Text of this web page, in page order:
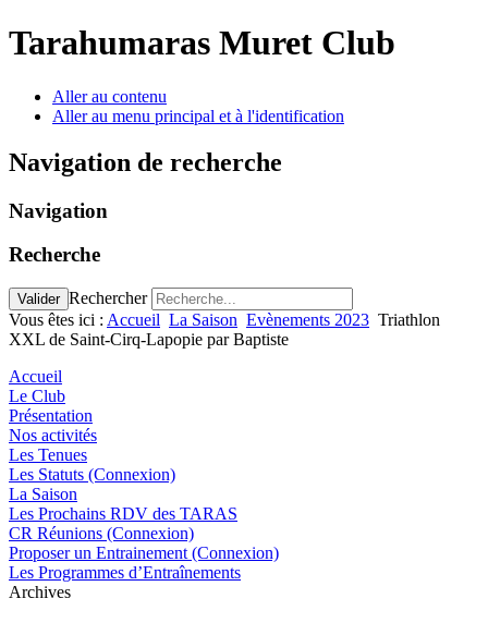
Tarahumaras Muret Club
Aller au contenu
Aller au menu principal et à l'identification
Navigation de recherche
Navigation
Recherche
Valider Rechercher
Vous êtes ici : Accueil La Saison Evènements 2023 Triathlon
XXL de Saint-Cirq-Lapopie par Baptiste
Accueil
Le Club
Présentation
Nos activités
Les Tenues
Les Statuts (Connexion)
La Saison
Les Prochains RDV des TARAS
CR Réunions (Connexion)
Proposer un Entrainement (Connexion)
Les Programmes d’Entraînements
Archives